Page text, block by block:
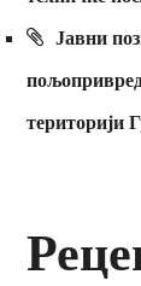
Јавни
територији